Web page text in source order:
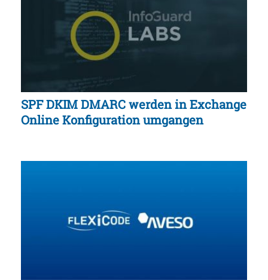
SPF DKIM DMARC werden in Exchange
Online Konfiguration umgangen